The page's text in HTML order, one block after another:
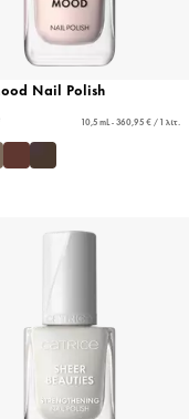
Nail Polish
10,5 mL - 360,95 € / 1 λίτ.